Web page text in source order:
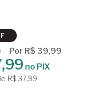
Por R$ 39,99
no PIX
R$ 37,99